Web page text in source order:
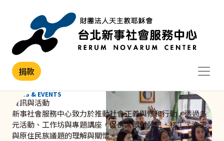
捐款
NEWS & EVENTS
資訊與活動
新事社會服務中心致力於推動社會正義與修和行動，透過多
元活動、工作坊與專題講座，促進大眾對勞工、移工、漁工
與原住民族議題的理解與關懷。